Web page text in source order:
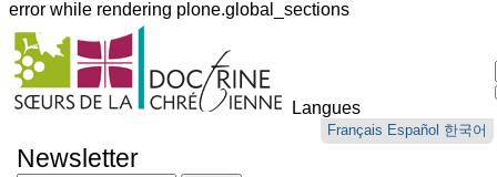
error while rendering plone.global_sections
Outils
personnels
Langues
Français Español 한국어
au
contenu.
Newsletter